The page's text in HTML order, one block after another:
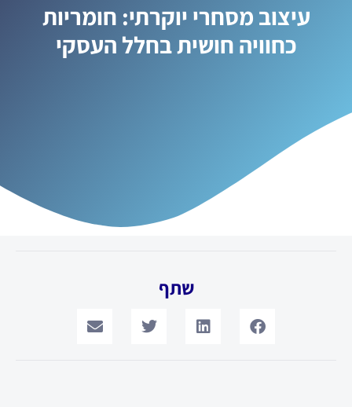
עיצוב מסחרי יוקרתי: חומריות
כחוויה חושית בחלל העסקי
שתף